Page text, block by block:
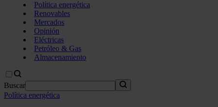
Política energética
Renovables
Mercados
Opinión
Eléctricas
Petróleo & Gas
Almacenamiento
Buscar
Política energética